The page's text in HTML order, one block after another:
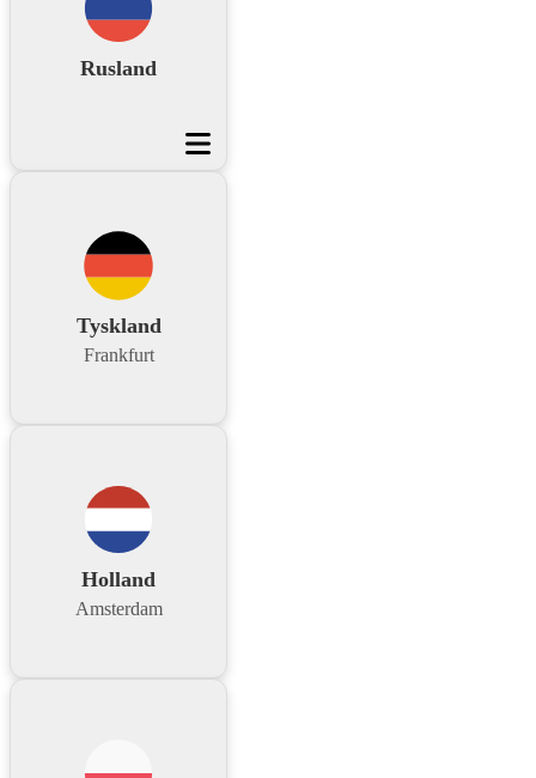
Rusland
Tyskland
Frankfurt
Holland
Amsterdam